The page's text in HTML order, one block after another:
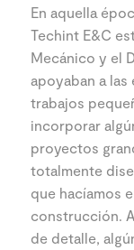
En aquella
Techint E&C
Mecánico y el
apoyaban a
trabajos
incorporar
proyectos
totalmente
que hacíamos
construcción.
de detalle,